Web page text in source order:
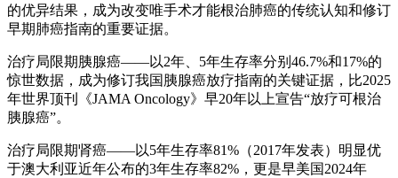
的优异结果，成为改变唯手术才能根治肺癌的传统认知和修订
早期肺癌指南的重要证据。
治疗局限期胰腺癌——以2年、5年生存率分别46.7%和17%的
惊世数据，成为修订我国胰腺癌放疗指南的关键证据，比2025
年世界顶刊《JAMA Oncology》早20年以上宣告“放疗可根治
胰腺癌”。
治疗局限期肾癌——以5年生存率81%（2017年发表）明显优
于澳大利亚近年公布的3年生存率82%，更是早美国2024年